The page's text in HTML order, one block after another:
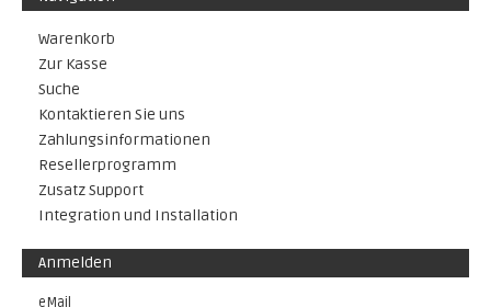
Warenkorb
Zur Kasse
Suche
Kontaktieren Sie uns
Zahlungsinformationen
Resellerprogramm
Zusatz Support
Integration und Installation
Anmelden
eMail